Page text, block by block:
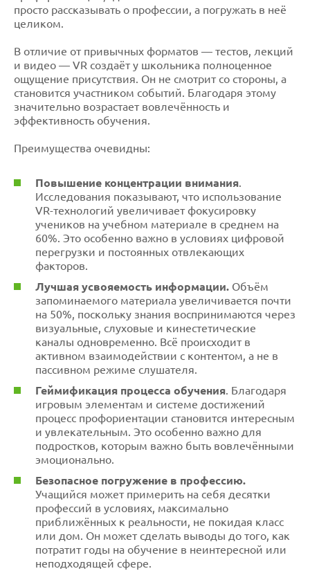
просто рассказывать о профессии, а погружать в неё
целиком.
В отличие от привычных форматов — тестов, лекций
и видео — VR создаёт у школьника полноценное
ощущение присутствия. Он не смотрит со стороны, а
становится участником событий. Благодаря этому
значительно возрастает вовлечённость и
эффективность обучения.
Преимущества очевидны:
Повышение концентрации внимания.
Исследования показывают, что использование
VR-технологий увеличивает фокусировку
учеников на учебном материале в среднем на
60%. Это особенно важно в условиях цифровой
перегрузки и постоянных отвлекающих
факторов.
Лучшая усвояемость информации. Объём
запоминаемого материала увеличивается почти
на 50%, поскольку знания воспринимаются через
визуальные, слуховые и кинестетические
каналы одновременно. Всё происходит в
активном взаимодействии с контентом, а не в
пассивном режиме слушателя.
Геймификация процесса обучения. Благодаря
игровым элементам и системе достижений
процесс профориентации становится интересным
и увлекательным. Это особенно важно для
подростков, которым важно быть вовлечёнными
эмоционально.
Безопасное погружение в профессию.
Учащийся может примерить на себя десятки
профессий в условиях, максимально
приближённых к реальности, не покидая класс
или дом. Он может сделать выводы до того, как
потратит годы на обучение в неинтересной или
неподходящей сфере.